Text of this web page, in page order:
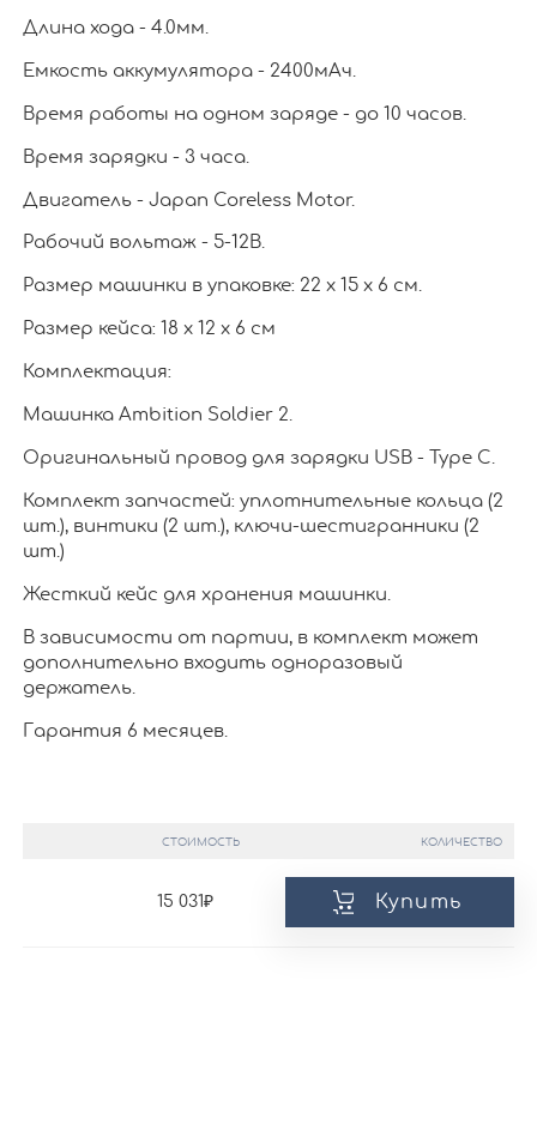
Длина хода - 4.0мм.
Емкость аккумулятора - 2400мАч.
Время работы на одном заряде - до 10 часов.
Время зарядки - 3 часа.
Двигатель - Japan Coreless Motor.
Рабочий вольтаж - 5-12В.
Размер машинки в упаковке: 22 х 15 х 6 см.
Размер кейса: 18 х 12 х 6 см
Комплектация:
Машинка Ambition Soldier 2.
Оригинальный провод для зарядки USB - Type C.
Комплект запчастей: уплотнительные кольца (2
шт.), винтики (2 шт.), ключи-шестигранники (2
шт.)
Жесткий кейс для хранения машинки.
В зависимости от партии, в комплект может
дополнительно входить одноразовый
держатель.
Гарантия 6 месяцев.
СТОИМОСТЬ КОЛИЧЕСТВО
15 031 Купить